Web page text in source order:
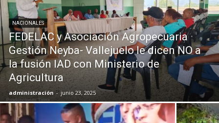
NACIONALES
FEDELAC y Asociación Agropecuaria
Gestión Neyba- Vallejuelo le dicen NO a
la fusión IAD con Ministerio de
Agricultura
administración - junio 23, 2025